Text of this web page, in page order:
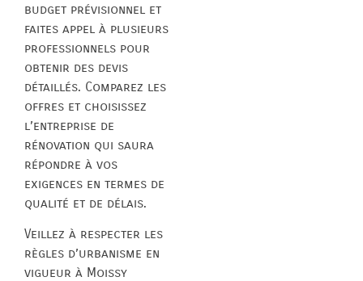
budget prévisionnel et
faites appel à plusieurs
professionnels pour
obtenir des devis
détaillés. Comparez les
offres et choisissez
l’entreprise de
rénovation qui saura
répondre à vos
exigences en termes de
qualité et de délais.
Veillez à respecter les
règles d’urbanisme en
vigueur à Moissy